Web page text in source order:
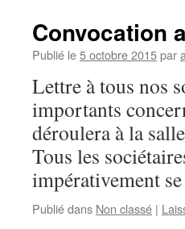
Convocation
Publié le5 octobre 2015par
Lettre à tous nos
importants
déroulera à la
Tous les
impérativement
Publié dans Non classé |